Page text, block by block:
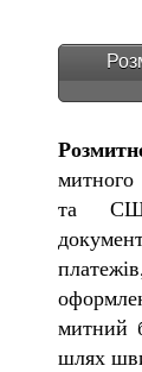
та
митний
шлях